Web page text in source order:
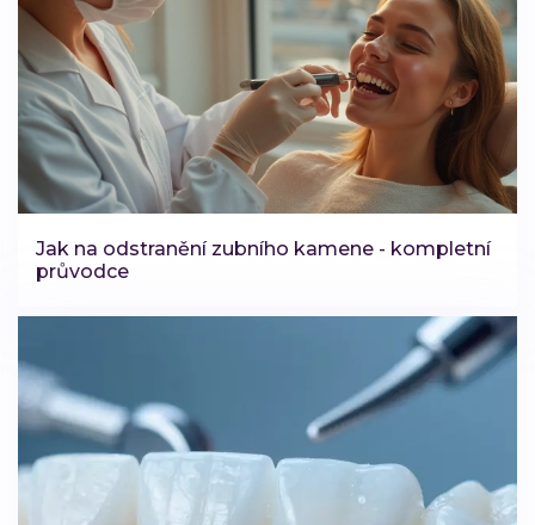
Jak na odstranění zubního kamene - kompletní
průvodce